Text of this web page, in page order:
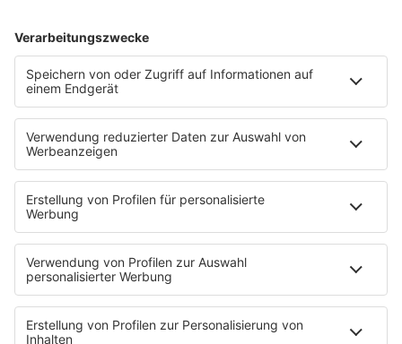
Aktuelles
Zum Nachhören
Nachrichten
Wetter
Blitzer & Verkehr
Programmübersicht
Team
Podcasts
Access All Areas
delta Backstage
Jahrhundertgeschichten